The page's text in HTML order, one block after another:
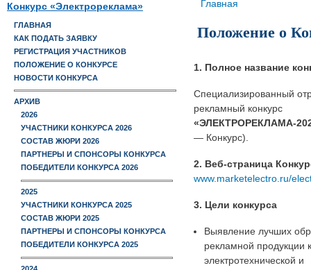
Конкурс «Электрореклама»
ГЛАВНАЯ
КАК ПОДАТЬ ЗАЯВКУ
РЕГИСТРАЦИЯ УЧАСТНИКОВ
ПОЛОЖЕНИЕ О КОНКУРСЕ
НОВОСТИ КОНКУРСА
АРХИВ
2026
УЧАСТНИКИ КОНКУРСА 2026
СОСТАВ ЖЮРИ 2026
ПАРТНЕРЫ И СПОНСОРЫ КОНКУРСА
ПОБЕДИТЕЛИ КОНКУРСА 2026
2025
УЧАСТНИКИ КОНКУРСА 2025
СОСТАВ ЖЮРИ 2025
ПАРТНЕРЫ И СПОНСОРЫ КОНКУРСА
ПОБЕДИТЕЛИ КОНКУРСА 2025
Вы здесь
Главная
Положение о
1. Полное название
Специализированный
рекламный конкурс
«ЭЛЕКТРОРЕКЛАМА-
— Конкурс).
2. Веб-страница
www.marketelectro.ru/
3. Цели конкурса
Выявление лучших
рекламной продукции
электротехнической и